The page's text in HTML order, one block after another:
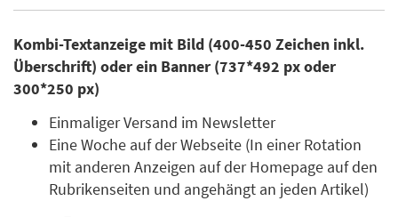
Kombi-Textanzeige mit Bild (400-450 Zeichen inkl.
Überschrift) oder ein Banner (737*492 px oder
300*250 px)
Einmaliger Versand im Newsletter
Eine Woche auf der Webseite (In einer Rotation
mit anderen Anzeigen auf der Homepage auf den
Rubrikenseiten und angehängt an jeden Artikel)